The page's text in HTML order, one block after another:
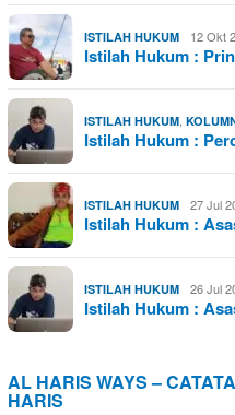
ISTILAH HUKUM 12 Okt
Istilah Hukum :
ISTILAH HUKUM
Istilah Hukum :
ISTILAH HUKUM 27 Jul
Istilah Hukum :
ISTILAH HUKUM 26 Jul
Istilah Hukum :
AL HARIS WAYS –
HARIS